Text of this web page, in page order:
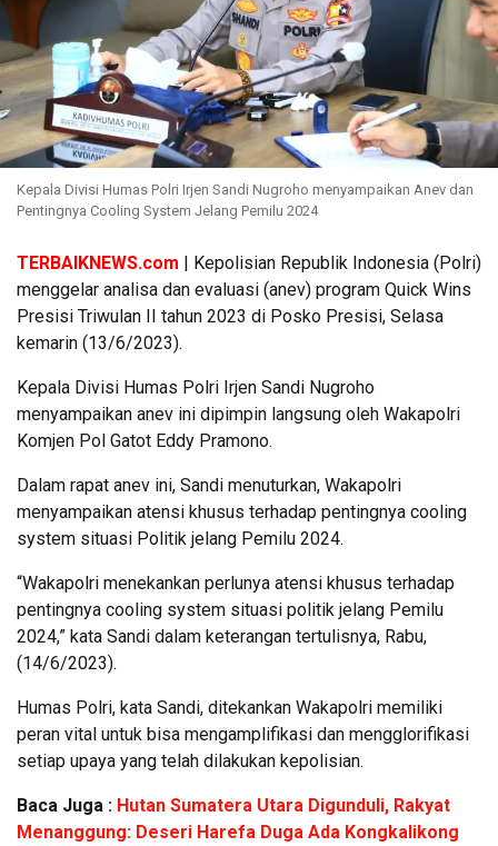
Kepala Divisi Humas Polri Irjen Sandi Nugroho menyampaikan Anev dan
Pentingnya Cooling System Jelang Pemilu 2024
TERBAIKNEWS.com | Kepolisian Republik Indonesia (Polri)
menggelar analisa dan evaluasi (anev) program Quick Wins
Presisi Triwulan II tahun 2023 di Posko Presisi, Selasa
kemarin (13/6/2023).
Kepala Divisi Humas Polri Irjen Sandi Nugroho
menyampaikan anev ini dipimpin langsung oleh Wakapolri
Komjen Pol Gatot Eddy Pramono.
Dalam rapat anev ini, Sandi menuturkan, Wakapolri
menyampaikan atensi khusus terhadap pentingnya cooling
system situasi Politik jelang Pemilu 2024.
“Wakapolri menekankan perlunya atensi khusus terhadap
pentingnya cooling system situasi politik jelang Pemilu
2024,” kata Sandi dalam keterangan tertulisnya, Rabu,
(14/6/2023).
Humas Polri, kata Sandi, ditekankan Wakapolri memiliki
peran vital untuk bisa mengamplifikasi dan mengglorifikasi
setiap upaya yang telah dilakukan kepolisian.
Baca Juga : Hutan Sumatera Utara Digunduli, Rakyat
Menanggung: Deseri Harefa Duga Ada Kongkalikong